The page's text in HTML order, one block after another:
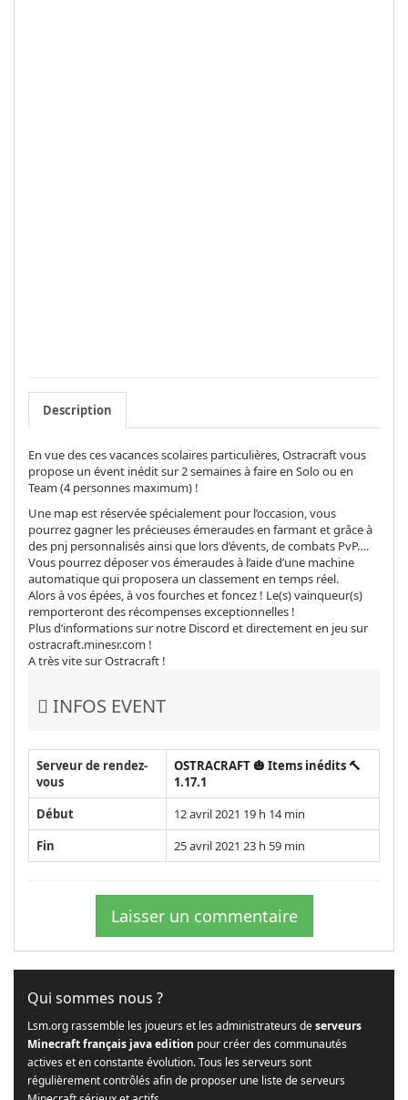
Description
En vue des ces vacances scolaires particulières, Ostracraft vous
propose un évent inédit sur 2 semaines à faire en Solo ou en
Team (4 personnes maximum) !
Une map est réservée spécialement pour l’occasion, vous
pourrez gagner les précieuses émeraudes en farmant et grâce à
des pnj personnalisés ainsi que lors d’évents, de combats PvP….
Vous pourrez déposer vos émeraudes à l’aide d’une machine
automatique qui proposera un classement en temps réel.
Alors à vos épées, à vos fourches et foncez ! Le(s) vainqueur(s)
remporteront des récompenses exceptionnelles !
Plus d’informations sur notre Discord et directement en jeu sur
ostracraft.minesr.com !
A très vite sur Ostracraft !
INFOS EVENT
Serveur de rendez-
vous
OSTRACRAFT 🎃 Items inédits 🔨
1.17.1
Début
12 avril 2021 19 h 14 min
Fin
25 avril 2021 23 h 59 min
Laisser un commentaire
Qui sommes nous ?
Lsm.org rassemble les joueurs et les administrateurs deserveurs
Minecraft français java edition pour créer des communautés
actives et en constante évolution. Tous les serveurs sont
régulièrement contrôlés afin de proposer une liste de serveurs